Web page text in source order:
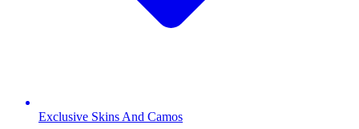
Exclusive Skins And Camos